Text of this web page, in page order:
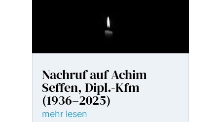
Nachruf auf Achim
Seffen, Dipl.-Kfm
(1936–2025)
mehr lesen